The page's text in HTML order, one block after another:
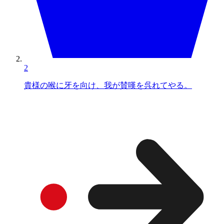
2
貴様の喉に牙を向け、我が賛嘆を呉れてやる。